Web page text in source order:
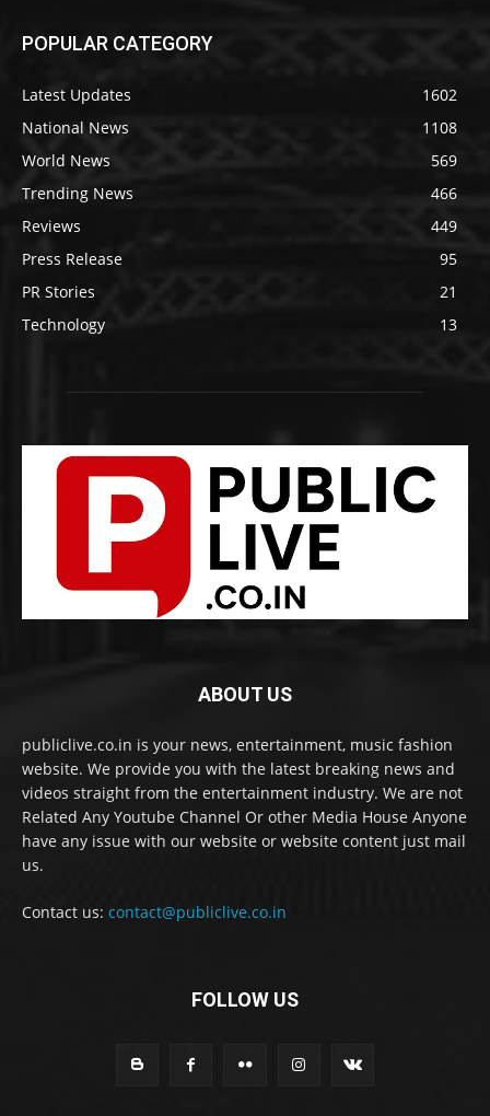
POPULAR CATEGORY
Latest Updates
1602
National News
1108
World News
569
Trending News
466
Reviews
449
Press Release
95
PR Stories
21
Technology
13
ABOUT US
publiclive.co.in is your news, entertainment, music fashion
website. We provide you with the latest breaking news and
videos straight from the entertainment industry. We are not
Related Any Youtube Channel Or other Media House Anyone
have any issue with our website or website content just mail
us.
Contact us: contact@publiclive.co.in
FOLLOW US